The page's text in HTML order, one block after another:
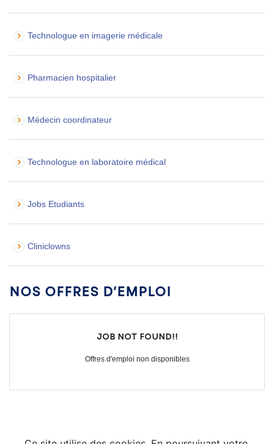
Technologue en imagerie médicale
Pharmacien hospitalier
Médecin coordinateur
Technologue en laboratoire médical
Jobs Etudiants
Cliniclowns
Nos offres d’emploi
Job not found!!
Offres d'emploi non disponibles